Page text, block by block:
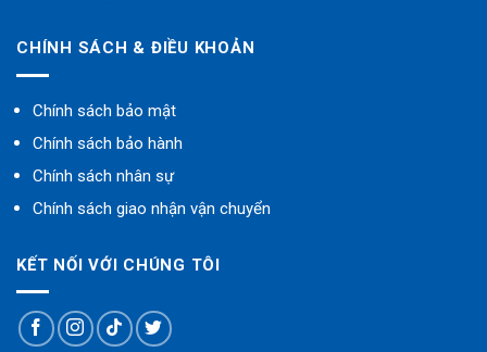
CHÍNH SÁCH & ĐIỀU KHOẢN
Chính sách bảo mật
Chính sách bảo hành
Chính sách nhân sự
Chính sách giao nhận vận chuyển
KẾT NỐI VỚI CHÚNG TÔI